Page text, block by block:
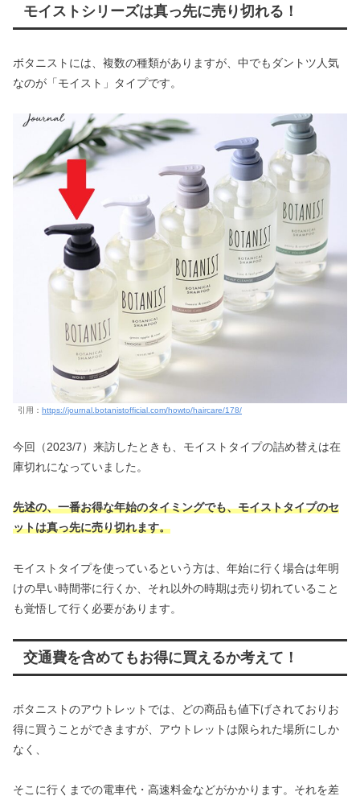
モイストシリーズは真っ先に売り切れる！
ボタニストには、複数の種類がありますが、中でもダントツ人気
なのが「モイスト」タイプです。
引用： https://journal.botanistofficial.com/howto/haircare/178/
今回（2023/7）来訪したときも、モイストタイプの詰め替えは在
庫切れになっていました。
先述の、一番お得な年始のタイミングでも、モイストタイプのセ
ットは真っ先に売り切れます。
モイストタイプを使っているという方は、年始に行く場合は年明
けの早い時間帯に行くか、それ以外の時期は売り切れていること
も覚悟して行く必要があります。
交通費を含めてもお得に買えるか考えて！
ボタニストのアウトレットでは、どの商品も値下げされておりお
得に買うことができますが、アウトレットは限られた場所にしか
なく、
そこに行くまでの電車代・高速料金などがかかります。それを差